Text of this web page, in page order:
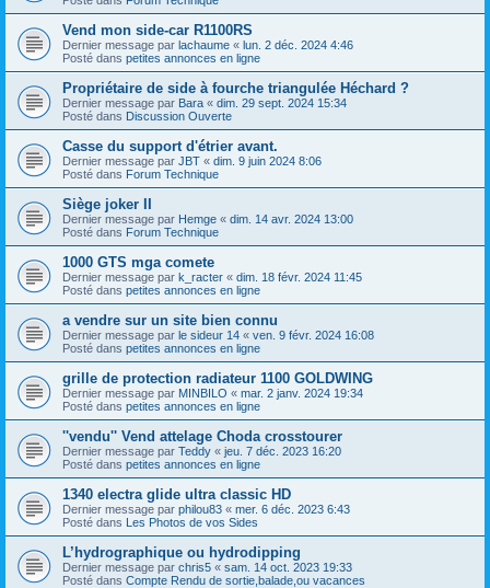
Vend mon side-car R1100RS
Dernier message par lachaume « lun. 2 déc. 2024 4:46
Posté dans petites annonces en ligne
Propriétaire de side à fourche triangulée Héchard ?
Dernier message par Bara « dim. 29 sept. 2024 15:34
Posté dans Discussion Ouverte
Casse du support d'étrier avant.
Dernier message par JBT « dim. 9 juin 2024 8:06
Posté dans Forum Technique
Siège joker II
Dernier message par Hemge « dim. 14 avr. 2024 13:00
Posté dans Forum Technique
1000 GTS mga comete
Dernier message par k_racter « dim. 18 févr. 2024 11:45
Posté dans petites annonces en ligne
a vendre sur un site bien connu
Dernier message par le sideur 14 « ven. 9 févr. 2024 16:08
Posté dans petites annonces en ligne
grille de protection radiateur 1100 GOLDWING
Dernier message par MINBILO « mar. 2 janv. 2024 19:34
Posté dans petites annonces en ligne
''vendu'' Vend attelage Choda crosstourer
Dernier message par Teddy « jeu. 7 déc. 2023 16:20
Posté dans petites annonces en ligne
1340 electra glide ultra classic HD
Dernier message par philou83 « mer. 6 déc. 2023 6:43
Posté dans Les Photos de vos Sides
L’hydrographique ou hydrodipping
Dernier message par chris5 « sam. 14 oct. 2023 19:33
Posté dans Compte Rendu de sortie,balade,ou vacances